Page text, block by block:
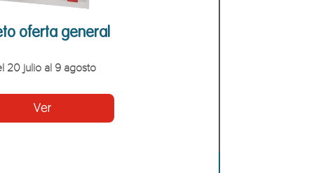
oferta general
20 julio al 9 agosto
Ver